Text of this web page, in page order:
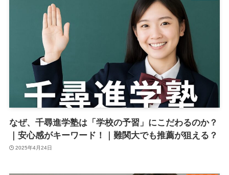
なぜ、千尋進学塾は「学校の予習」にこだわるのか？
｜安心感がキーワード！｜難関大でも推薦が狙える？
2025年4月24日